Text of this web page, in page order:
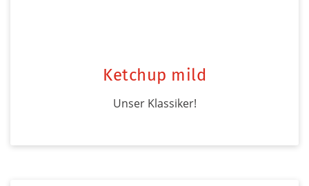
Ketchup mild
Unser Klassiker!